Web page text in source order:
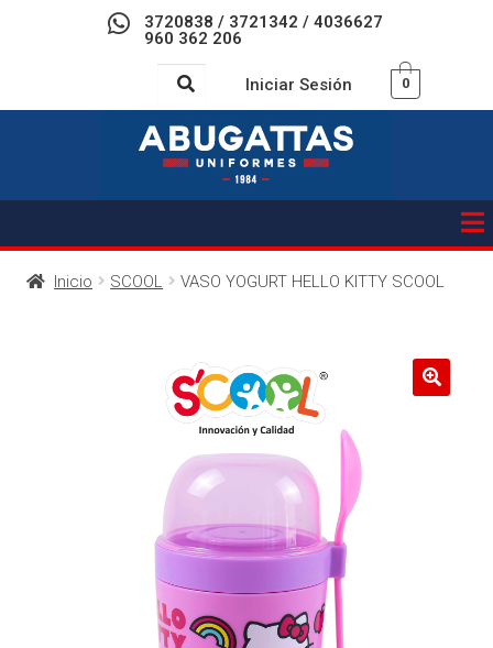
3720838 / 3721342 / 4036627
960 362 206
Iniciar Sesión 0
Inicio SCOOL VASO YOGURT HELLO KITTY SCOOL